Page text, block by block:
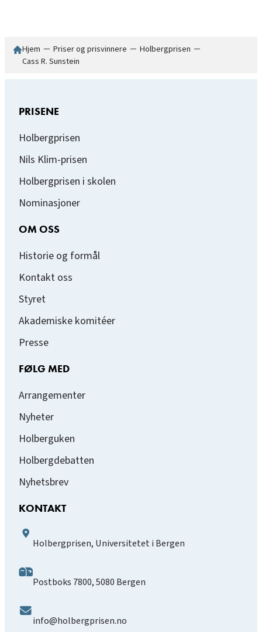
Hjem ─ Priser og prisvinnere ─ Holbergprisen ─
Cass R. Sunstein
PRISENE
Holbergprisen
Nils Klim-prisen
Holbergprisen i skolen
Nominasjoner
OM OSS
Historie og formål
Kontakt oss
Styret
Akademiske komitéer
Presse
FØLG MED
Arrangementer
Nyheter
Holberguken
Holbergdebatten
Nyhetsbrev
KONTAKT
Holbergprisen, Universitetet i Bergen
Postboks 7800, 5080 Bergen
info@holbergprisen.no